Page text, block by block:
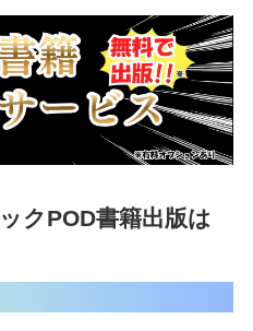
クPOD書籍出版は